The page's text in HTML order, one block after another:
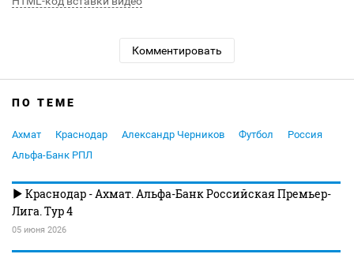
Комментировать
ПО ТЕМЕ
Ахмат Краснодар Александр Черников Футбол
Россия
Альфа-Банк РПЛ
Краснодар - Ахмат. Альфа-Банк Российская Премьер-
Лига. Тур 4
05 июня 2026